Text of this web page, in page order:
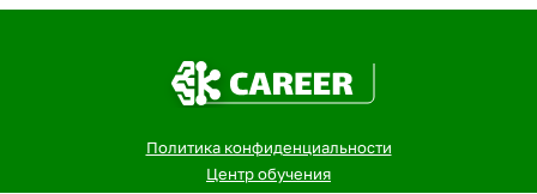
Политика конфиденциальности
Центр обучения